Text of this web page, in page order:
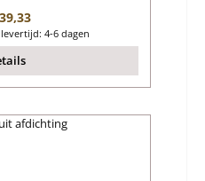
prijs:
4-6 dagen